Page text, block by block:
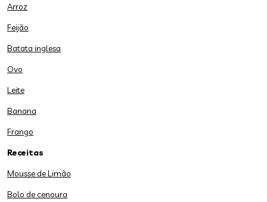
Arroz
Feijão
Batata inglesa
Ovo
Leite
Banana
Frango
Receitas
Mousse de Limão
Bolo de cenoura